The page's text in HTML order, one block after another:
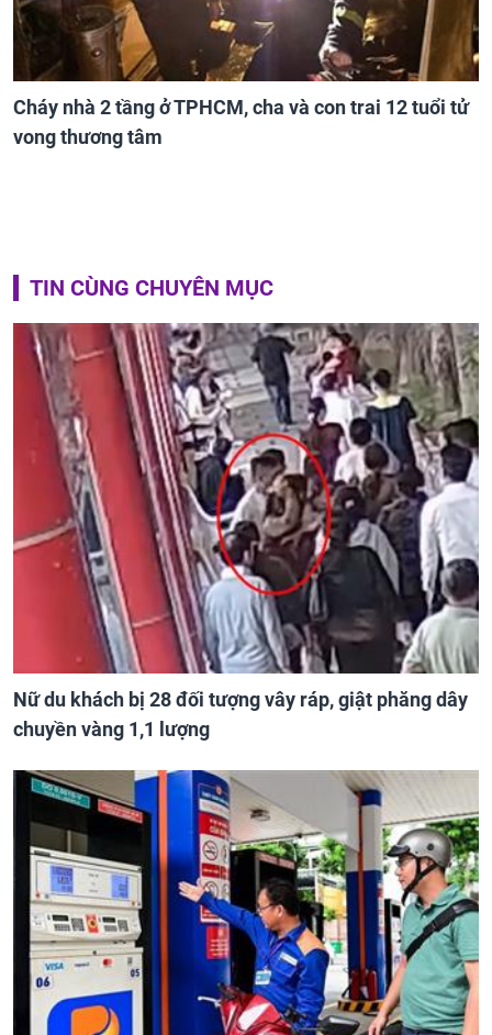
Cháy nhà 2 tầng ở TPHCM, cha và con trai 12 tuổi tử
vong thương tâm
TIN CÙNG CHUYÊN MỤC
Nữ du khách bị 28 đối tượng vây ráp, giật phăng dây
chuyền vàng 1,1 lượng